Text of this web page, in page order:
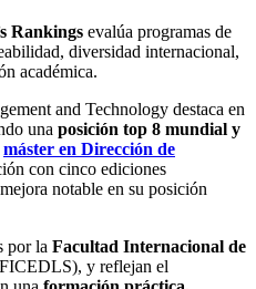
Rankings evalúa programas de
diversidad internacional,
académica.
and Technology destaca en
una posición top 8 mundial y
máster en Dirección de
con cinco ediciones
notable en su posición
por la Facultad Internacional de
y reflejan el